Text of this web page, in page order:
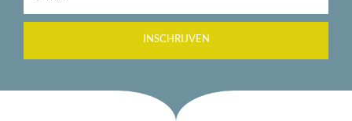
INSCHRIJVEN